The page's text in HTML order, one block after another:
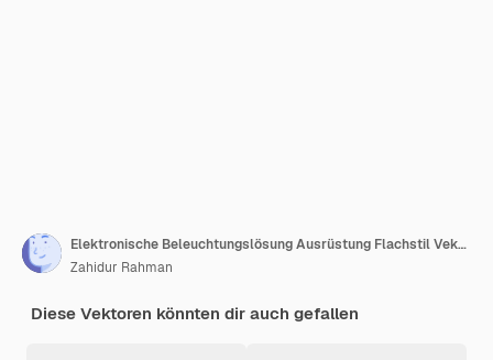
Elektronische Beleuchtungslösung Ausrüstung Flachstil Vektor-Illustration
Zahidur Rahman
Diese Vektoren könnten dir auch gefallen